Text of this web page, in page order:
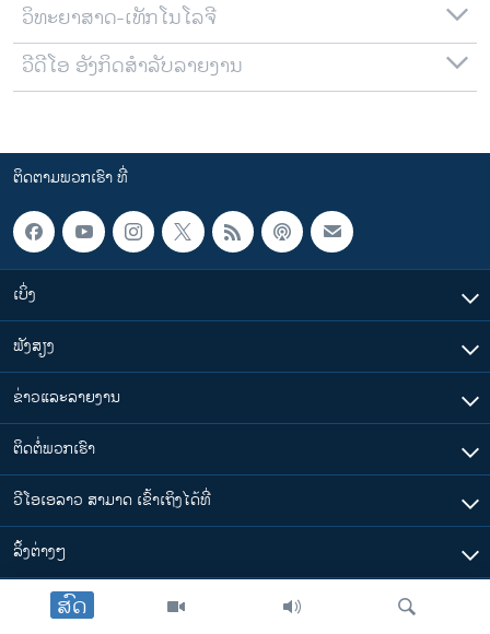
ສົດ
ວິທະຍາສາດ-ເທັກໂນໂລຈີ
ວີດີໂອ ອັງກິດສຳລັບລາຍງານ
ຕິດຕາມພວກເຮົາ ທີ່
ເບິ່ງ
ຟັງສຽງ
ຂ່າວແລະລາຍງານ
ຕິດຕໍ່ພວກເຮົາ
ວີໂອເອລາວ ສາມາດ ເຂົ້າເຖິງໄດ້ທີ່
​ລິ້ງ​ຕ່າງໆ
ຕາມເວລາໃນລາວ